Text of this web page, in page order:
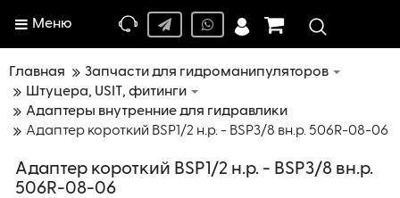
Меню
Главная
Запчасти для гидроманипуляторов
Штуцера, USIT, фитинги
Адаптеры внутренние для гидравлики
Адаптер короткий BSP1/2 н.р. - BSP3/8 вн.р. 506R-08-06
Адаптер короткий BSP1/2 н.р. - BSP3/8 вн.р.
506R-08-06